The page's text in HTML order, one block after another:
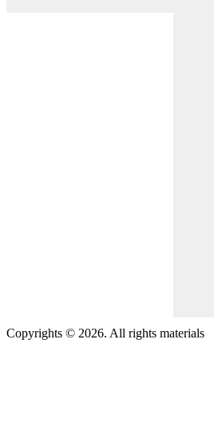
Copyrights © 2026. All rights materials